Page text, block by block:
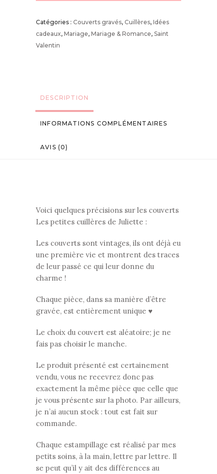
Catégories : Couverts gravés, Cuillères, Idées
cadeaux, Mariage, Mariage & Romance, Saint
Valentin
DESCRIPTION
INFORMATIONS COMPLÉMENTAIRES
AVIS (0)
Voici quelques précisions sur les couverts
Les petites cuillères de Juliette :
Les couverts sont vintages, ils ont déjà eu
une première vie et montrent des traces
de leur passé ce qui leur donne du
charme !
Chaque pièce, dans sa manière d’être
gravée, est entièrement unique ♥
Le choix du couvert est aléatoire; je ne
fais pas choisir le manche.
Le produit présenté est certainement
vendu, vous ne recevrez donc pas
exactement la même pièce que celle que
je vous présente sur la photo. Par ailleurs,
je n’ai aucun stock : tout est fait sur
commande.
Chaque estampillage est réalisé par mes
petits soins, à la main, lettre par lettre. Il
se peut qu’il y ait des différences au